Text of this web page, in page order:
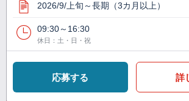
2026/9/上旬～長期（3カ月以上）
09:30～16:30
休日：土・日・祝
応募する 詳